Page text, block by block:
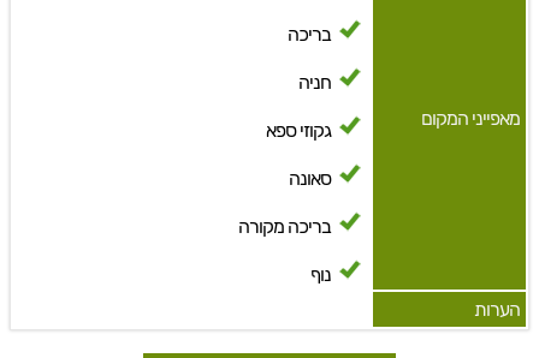
מאפייני המקום
בריכה
חניה
גקוזי ספא
סאונה
בריכה מקורה
נוף
הערות